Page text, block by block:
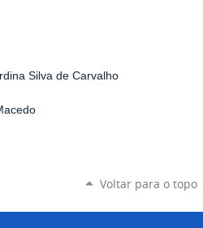
Silva de Carvalho
Voltar para o topo